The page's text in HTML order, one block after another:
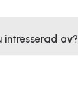
intresserad av?